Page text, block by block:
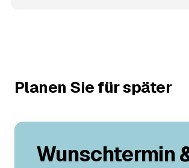
Planen Sie für später
Wunschtermin